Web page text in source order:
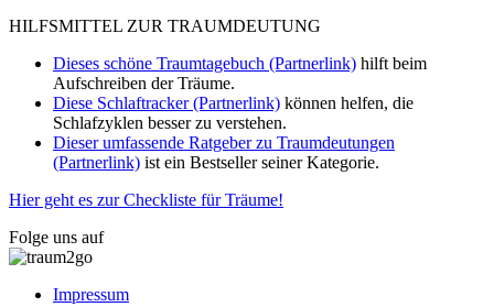
HILFSMITTEL ZUR TRAUMDEUTUNG
Dieses schöne Traumtagebuch (Partnerlink) hilft beim
Aufschreiben der Träume.
Diese Schlaftracker (Partnerlink) können helfen, die
Schlafzyklen besser zu verstehen.
Dieser umfassende Ratgeber zu Traumdeutungen
(Partnerlink) ist ein Bestseller seiner Kategorie.
Hier geht es zur Checkliste für Träume!
Folge uns auf
Impressum